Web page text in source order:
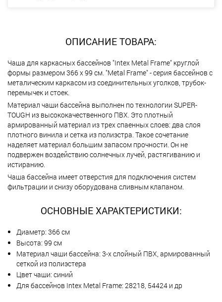
ОПИСАНИЕ ТОВАРА:
Чаша для каркасных бассейнов "Intex Metal Frame" круглой
формы размером 366 х 99 см. "Metal Frame" - серия бассейнов с
металическим каркасом из соединительных уголков, трубок-
перемычек и стоек.
Материал чаши бассейна выполнен по технологии SUPER-
TOUGH из высококачественного ПВХ. Это плотный
армированный материал из трех спаенных слоев: два слоя
плотного винила и сетка из полиэстра. Такое сочетание
наделяет материал большим запасом прочности. Он не
подвержен воздействию солнечных лучей, растягиванию и
истиранию.
Чаша бассейна имеет отверстия для подключения систем
фильтрации и снизу оборудована сливным клапаном.
ОСНОВНЫЕ ХАРАКТЕРИСТИКИ:
Диаметр: 366 см
Высота: 99 см
Материал чаши бассейна: 3-х слойный ПВХ, армированный
сеткой из полиэстера
Цвет чаши: синий
Для бассейнов Intex Metal Frame: 28218, 54424 и др